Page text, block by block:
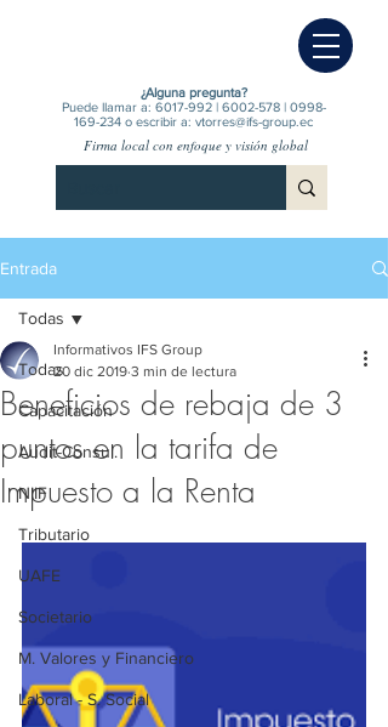
¿Alguna pregunta?
Puede llamar a: 6017-992| 6002-578| 0998-
169-234 o escribir a: vtorres@ifs-group.ec
Firma local con enfoque y visión global
Entrada
Todas
Capacitación
Audit-Consul.
NIIF
Tributario
UAFE
Societario
M. Valores y Financiero
Laboral - S. Social
Todas
Beneficios de rebaja de 3
puntos en la tarifa de
Impuesto a la Renta
Informativos IFS Group
20 dic 2019 3 min de lectura